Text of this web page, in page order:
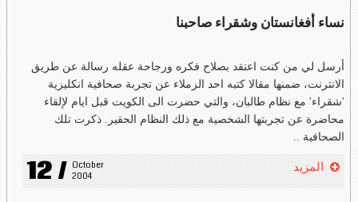
نساء أفغانستان وشقراء صاحبنا
أرسل لي من كنت اعتقد بصلاح فكره ورجاحة عقله رسالة عن طريق
الانترنت، ضمنها مقالا كتبه احد الزملاء عن تجربة صحافية انكليزية
'شقراء' مع نظام طالبان، والتي حضرت الى الكويت قبل ايام لإلقاء
محاضرة عن تجربتها الشخصية مع ذلك النظام الحقير. ذكرت تلك
الصحافية ..
12 / October
2004
المزيد